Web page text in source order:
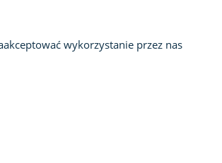
Kontakt
wykorzystanie przez nas